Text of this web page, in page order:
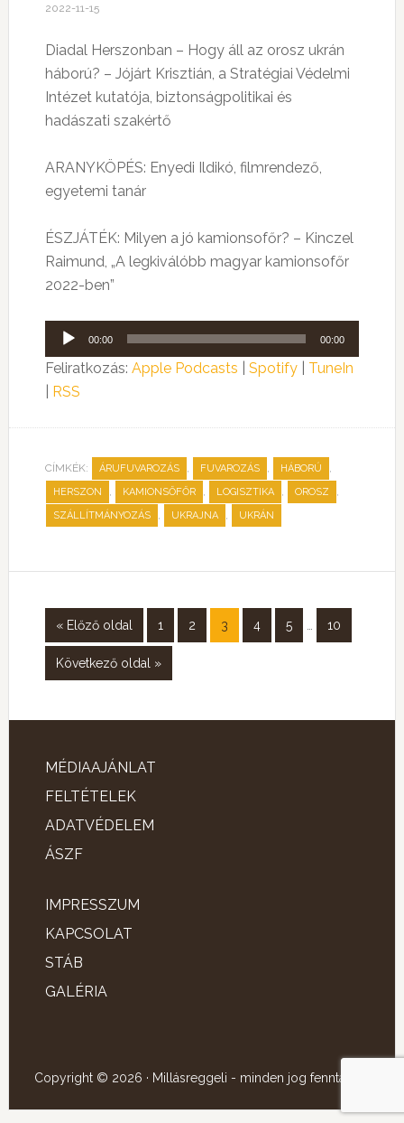
2022-11-15
Diadal Herszonban – Hogy áll az orosz ukrán
háború? – Jójárt Krisztián, a Stratégiai Védelmi
Intézet kutatója, biztonságpolitikai és
hadászati szakértő
ARANYKÖPÉS: Enyedi Ildikó, filmrendező,
egyetemi tanár
ÉSZJÁTÉK: Milyen a jó kamionsofőr? – Kinczel
Raimund, „A legkiválóbb magyar kamionsofőr
2022-ben”
Audió
lejátszó
00:00 00:00
Feliratkozás: Apple Podcasts Spotify| TuneIn
RSS
CÍMKÉK: ÁRUFUVAROZÁS , FUVAROZÁS , HÁBORÚ ,
HERSZON , KAMIONSŐFŐR , LOGISZTIKA , OROSZ ,
SZÁLLÍTMÁNYOZÁS , UKRAJNA , UKRÁN
« Előző oldal 1 2 3 4 5 10
Következő oldal »
MÉDIAAJÁNLAT
FELTÉTELEK
ADATVÉDELEM
ÁSZF
IMPRESSZUM
KAPCSOLAT
STÁB
GALÉRIA
Copyright © 2026 · Millásreggeli - minden jog fenntartva!